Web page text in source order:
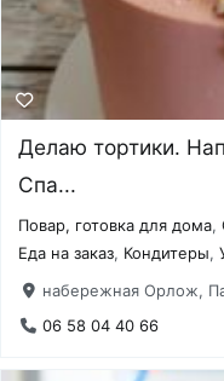
Делаю тортики.
Спа...
Повар, готовка для дома,
Еда на заказ, Кондитеры,
набережная Орлож,
06 58 04 40 66